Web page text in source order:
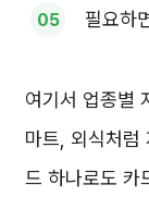
필요하
여기서 업종별
마트, 외식처럼
드 하나로도 카